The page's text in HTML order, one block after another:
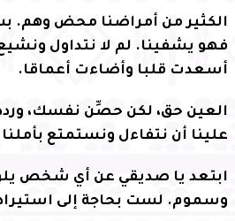
الكثير من أمراضنا محض وهم.
فهو يشفينا. لم لا نتداول
أسعدت قلبا وأضاءت أعماقا.
العين حق، لكن حصِّن نفسك، وردد
علينا أن نتفاءل ونستمتع
ابتعد يا صديقي عن أي شخص
وسموم. لست بحاجة إلى